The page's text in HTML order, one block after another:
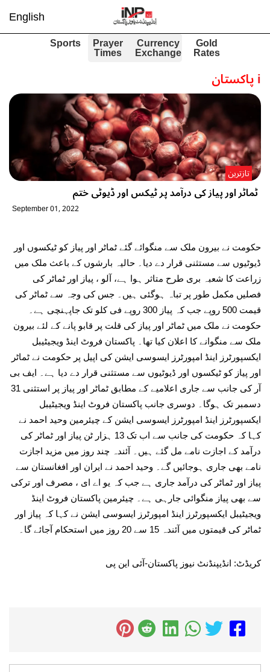
English
Gold
Rates
Currency
Exchange
Prayer
Times
Sports
iپاکستان
ٹماٹر اور پیاز کی درآمد پر ٹیکس اور ڈیوٹی ختم
تازترین
September 01, 2022
حکومت نے بیرون ملک سے منگوائے گئے ٹماٹر اور پیاز کو ٹیکسوں اور
ڈیوٹیوں سے مستثنی قرار دے دیا۔ حالیہ بارشوں کے باعث ملک میں
زراعت کا شعبہ بری طرح متاثر ہوا ہے، آلو ، پیاز اور ٹماٹر کی
فصلیں مکمل طور پر تباہ ہوگئی ہیں۔ جس کی وجہ سے ٹماٹر کی
قیمت 500 روپے جب کہ پیاز 300 روپے فی کلو تک جاپہنچی ہے۔
حکومت نے ملک میں ٹماٹر اور پیاز کی قلت پر قابو پانے کے لئے بیرون
ملک سے منگوانے کا اعلان کیا تھا۔ پاکستان فروٹ اینڈ ویجیٹیبل
ایکسپورٹرز اینڈ امپورٹرز ایسوسی ایشن کی اپیل پر حکومت نے ٹماٹر
اور پیاز کو ٹیکسوں اور ڈیوٹیوں سے مستثنی قرار دے دیا ہے۔ ایف بی
آر کی جانب سے جاری اعلامیے کے مطابق ٹماٹر اور پیاز پر استثنی 31
دسمبر تک ہوگا۔ دوسری جانب پاکستان فروٹ اینڈ ویجیٹیبل
ایکسپورٹرز اینڈ امپورٹرز ایسوسی ایشن کے چیئرمین وحید احمد نے
کہا کہ حکومت کی جانب سے اب تک 13 ہزار ٹن پیاز اور ٹماٹر کی
درآمد کے اجازت نامے مل گئے ہیں۔ آئندہ چند روز میں مزید اجازت
نامے بھی جاری ہوجائیں گے۔ وحید احمد نے ایران اور افغانستان سے
پیاز اور ٹماٹر کی درآمد جاری ہے جب کہ یو اے ای ، مصرف اور ترکی
سے بھی پیاز منگوائی جارہی ہے۔ چیئرمین پاکستان فروٹ اینڈ
ویجیٹیبل ایکسپورٹرز اینڈ امپورٹرز ایسوسی ایشن نے کہا کہ پیاز اور
ٹماٹر کی قیمتوں میں آئندہ 15 سے 20 روز میں استحکام آجائے گا۔
کریڈٹ: انڈیپنڈنٹ نیوز پاکستان-آئی این پی